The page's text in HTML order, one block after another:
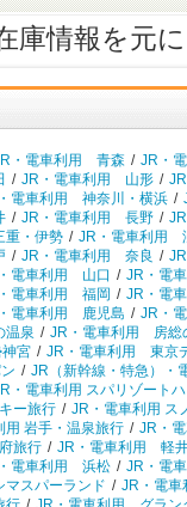
庫情報を元
・電車利用 青森 / JR・
/ JR・電車利用 山形 /
電車利用 神奈川・横浜 /
/ JR・電車利用 長野 /
・伊勢 / JR・電車利用
/ JR・電車利用 奈良 /
電車利用 山口 / JR・電
電車利用 福岡 / JR・電
電車利用 鹿児島 / JR・
温泉 / JR・電車利用 房総
宮 / JR・電車利用 東京
/ JR（新幹線・特急）・
・電車利用 スパリゾート
ー旅行 / JR・電車利用 ス
用 岩手・温泉旅行 / JR・
旅行 / JR・電車利用 軽
電車利用 浜松 / JR・電
スパーランド / JR・電